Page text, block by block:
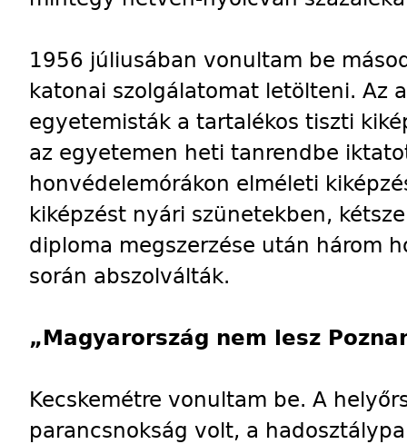
1956 júliusában vonultam be
katonai szolgálatomat letölteni. Az
egyetemisták a tartalékos tiszti
az egyetemen heti tanrendbe
honvédelemórákon elméleti
kiképzést nyári szünetekben,
diploma megszerzése után három
során abszolválták.
„Magyarország nem lesz
Kecskemétre vonultam be. A
parancsnokság volt, a